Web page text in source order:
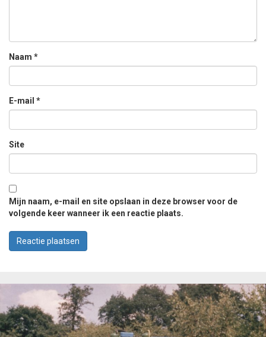
Naam *
E-mail *
Site
Mijn naam, e-mail en site opslaan in deze browser voor de
volgende keer wanneer ik een reactie plaats.